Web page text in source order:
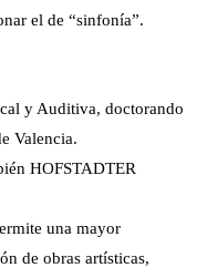
el de “sinfonía”.
y Auditiva, doctorando
Valencia.
HOFSTADTER
una mayor
de obras artísticas,